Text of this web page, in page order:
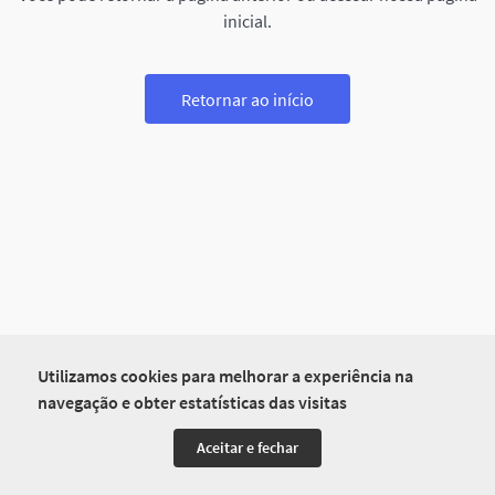
Utilizamos cookies para melhorar a experiência na
navegação e obter estatísticas das visitas
Aceitar e fechar
inicial.
Retornar ao início